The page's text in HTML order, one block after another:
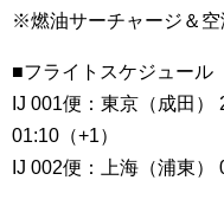
※燃油サーチャージ＆
■フライトスケジュール
IJ 001便：東京（成田）
01:10（+1）
IJ 002便：上海（浦東